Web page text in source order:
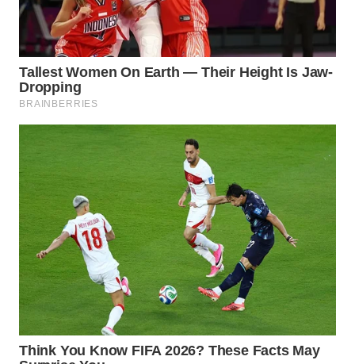
WN
KARAWANG
WN
BEKASI
WN
WN
DEPOK
WN
TAPANULI
UTARA
WN
SAMOSIR